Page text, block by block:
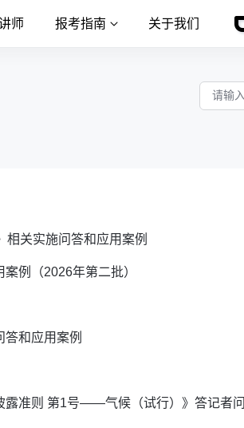
师 报考指南 关于我们
关实施问答和应用案例
例（2026年第二批）
和应用案例
露准则 第1号——气候（试行）》答记者问